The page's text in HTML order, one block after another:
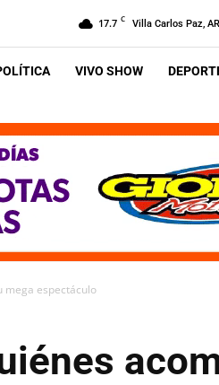
17.7 C Villa Carlos Paz, AR
VIVO SHOW
mega espectáculo